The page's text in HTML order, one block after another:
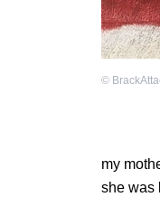
©
my
she was